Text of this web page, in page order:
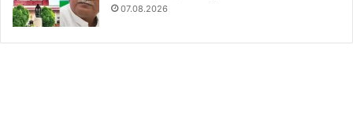
07.08.2026